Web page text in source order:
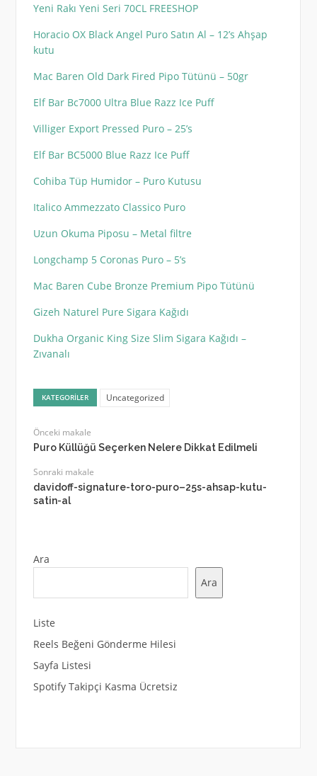
Yeni Rakı Yeni Seri 70CL FREESHOP
Horacio OX Black Angel Puro Satın Al – 12’s Ahşap
kutu
Mac Baren Old Dark Fired Pipo Tütünü – 50gr
Elf Bar Bc7000 Ultra Blue Razz Ice Puff
Villiger Export Pressed Puro – 25’s
Elf Bar BC5000 Blue Razz Ice Puff
Cohiba Tüp Humidor – Puro Kutusu
Italico Ammezzato Classico Puro
Uzun Okuma Piposu – Metal filtre
Longchamp 5 Coronas Puro – 5’s
Mac Baren Cube Bronze Premium Pipo Tütünü
Gizeh Naturel Pure Sigara Kağıdı
Dukha Organic King Size Slim Sigara Kağıdı –
Zıvanalı
KATEGORILER Uncategorized
Önceki makale
Puro Küllüğü Seçerken Nelere Dikkat Edilmeli
Sonraki makale
davidoff-signature-toro-puro–25s-ahsap-kutu-
satin-al
Ara
Ara
Liste
Reels Beğeni Gönderme Hilesi
Sayfa Listesi
Spotify Takipçi Kasma Ücretsiz